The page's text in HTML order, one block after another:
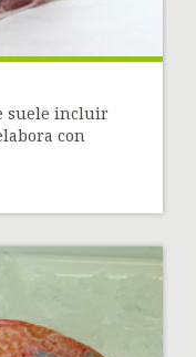
suele incluir
con